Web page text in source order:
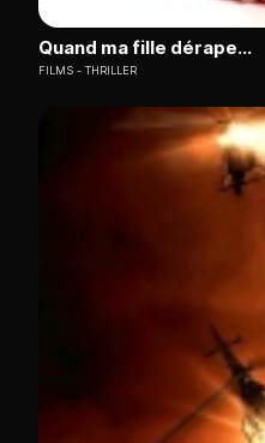
Quand ma fille dérape...
FILMS THRILLER